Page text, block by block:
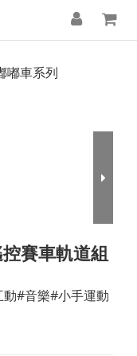
嘟車系列
賽車軌道組
#音樂#小手運動